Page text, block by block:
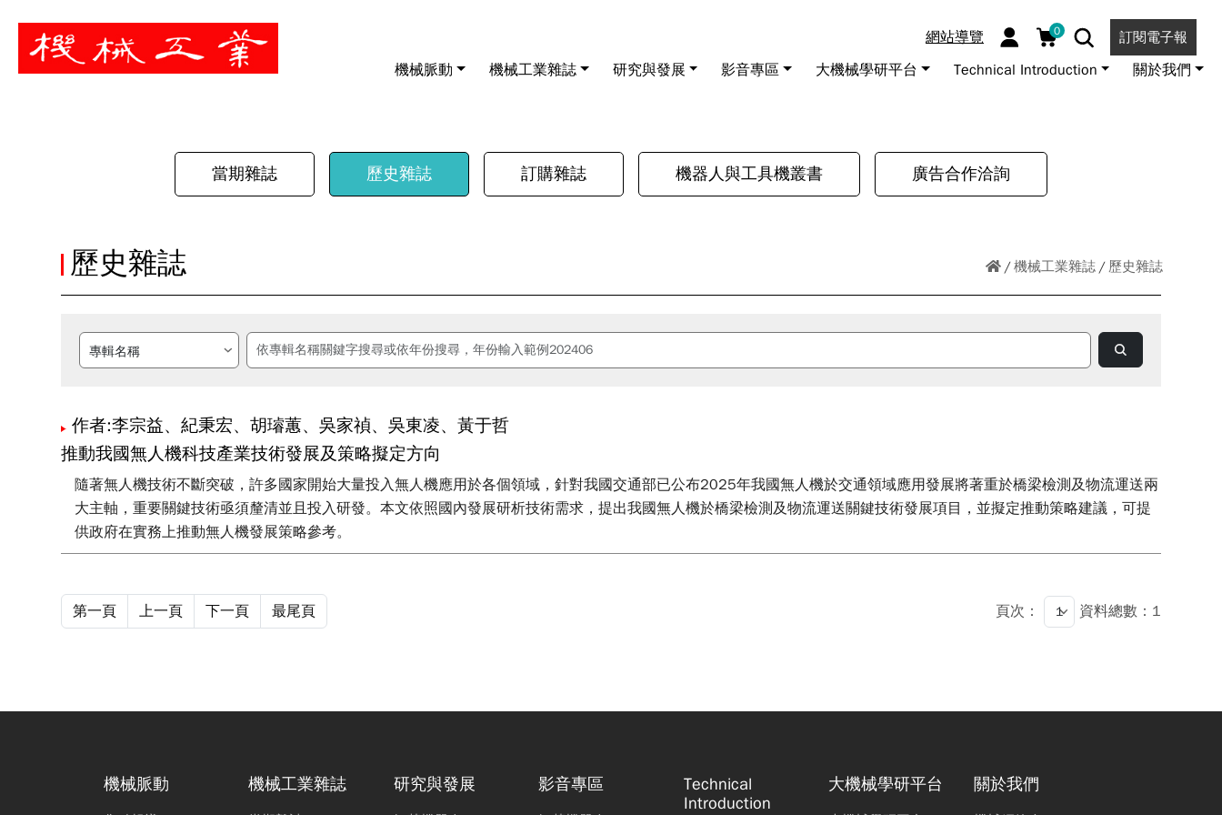
網站導覽 0 訂閱電子報
機械脈動 機械工業雜誌 研究與發展 影音專區 大機械學研平台 Technical Introduction 關於我們
暫停
當期雜誌 歷史雜誌 訂購雜誌 機器人與工具機叢書 廣告合作洽詢
機械工業雜誌 歷史雜誌
歷史雜誌
作者:李宗益、紀秉宏、胡璿蕙、吳家禎、吳東凌、黃于哲
推動我國無人機科技產業技術發展及策略擬定方向
隨著無人機技術不斷突破，許多國家開始大量投入無人機應用於各個領域，針對我國交通部已公布2025年我國無人機於交通領域應用發展將著重於橋梁檢測及物流運送兩
大主軸，重要關鍵技術亟須釐清並且投入研發。本文依照國內發展研析技術需求，提出我國無人機於橋梁檢測及物流運送關鍵技術發展項目，並擬定推動策略建議，可提
供政府在實務上推動無人機發展策略參考。
第一頁 上一頁 下一頁 最尾頁 頁次： 資料總數：1
機械脈動 機械工業雜誌 研究與發展 影音專區
Technical
Introduction
大機械學研平台 關於我們